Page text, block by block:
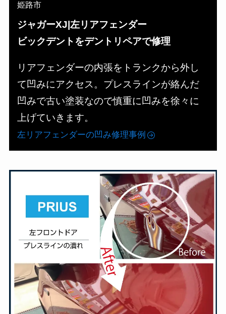
姫路市
ジャガーXJ|左リアフェンダー
ビックデントをデントリペアで修理
リアフェンダーの内張をトランクから外し
て凹みにアクセス。プレスラインが絡んだ
凹みで古い塗装なので慎重に凹みを徐々に
上げていきます。
左リアフェンダーの凹み修理事例